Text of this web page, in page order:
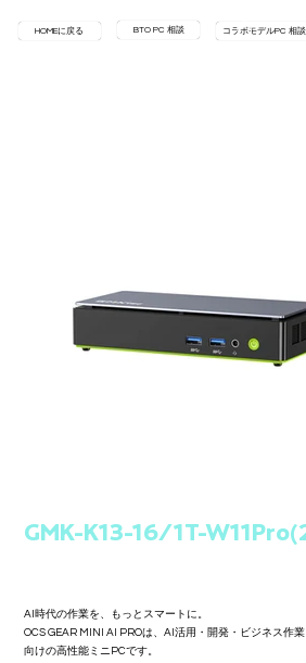
HOMEに戻る BTO PC 相談 コラボモデルPC 相談
GMK-K13-16/1T-
AI時代の作業を、もっとスマートに。
OCS GEAR MINI AI PROは、AI活用・開発・ビジネス作
向けの高性能ミニPCです。